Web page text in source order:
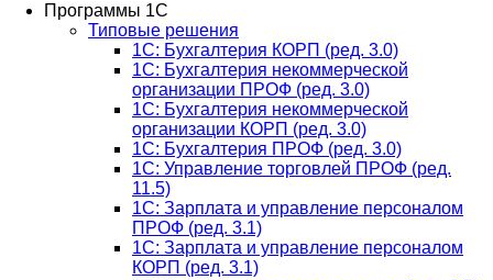
Программы 1С
Типовые решения
1C: Бухгалтерия КОРП (ред. 3.0)
1С: Бухгалтерия некоммерческой
организации ПРОФ (ред. 3.0)
1С: Бухгалтерия некоммерческой
организации КОРП (ред. 3.0)
1C: Бухгалтерия ПРОФ (ред. 3.0)
1C: Управление торговлей ПРОФ (ред.
11.5)
1C: Зарплата и управление персоналом
ПРОФ (ред. 3.1)
1C: Зарплата и управление персоналом
КОРП (ред. 3.1)